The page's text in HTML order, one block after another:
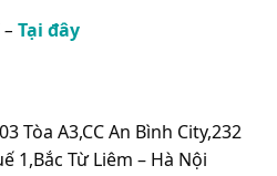
Tại đây
Tòa A3,CC An Bình City,232
1,Bắc Từ Liêm – Hà Nội